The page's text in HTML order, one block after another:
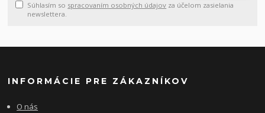
Súhlasím so spracovaním osobných údajov za účelom zasielania
newslettera.
INFORMÁCIE PRE ZÁKAZNÍKOV
O nás